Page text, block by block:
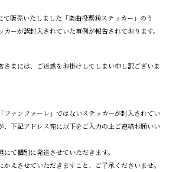
販売いたしました「楽曲投票㊙ステッカー」のう
ーが誤封入されていた事例が報告されております。
さまには、ご迷惑をお掛けしてしまい申し訳ございま
ファンファーレ」ではないステッカーが封入されてい
、下記アドレス宛に以下をご入力の上ご連絡お願いい
て個別に発送させていただきます。
えさせていただきますこと、ご了承くださいませ。